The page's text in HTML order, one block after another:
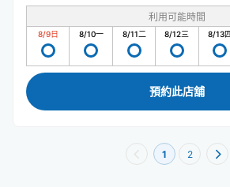
利用可能時間
8/9日 8/10一 8/11二 8/12三 8/13
預約此店舖
1 2